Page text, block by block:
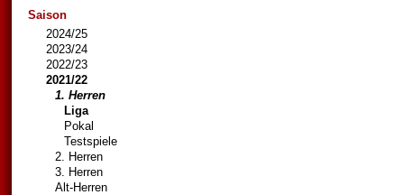
Saison
2024/25
2023/24
2022/23
2021/22
1. Herren
Liga
Pokal
Testspiele
2. Herren
3. Herren
Alt-Herren